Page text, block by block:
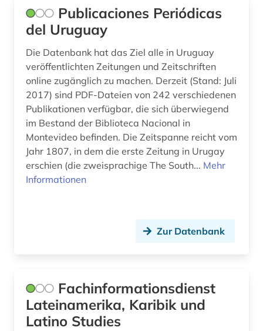
panama (4)
panamakanal (1)
papiamento (1)
paraguay (1)
paz estenssoro, victor | politiker (1)
peru (4)
perón, juan domingo | politiker (1)
portugal (4)
portugiesisch (3)
Publicaciones Periódicas
del Uruguay
Die Datenbank hat das Ziel alle in Uruguay
veröffentlichten Zeitungen und Zeitschriften
online zugänglich zu machen. Derzeit (Stand: Juli
2017) sind PDF-Dateien von 242 verschiedenen
Publikationen verfügbar, die sich überwiegend
im Bestand der Biblioteca Nacional in
Montevideo befinden. Die Zeitspanne reicht vom
Jahr 1807, in dem die erste Zeitung in Urugay
erschien (die zweisprachige The South... Mehr
Informationen
Zur Datenbank
Fachinformationsdienst
Lateinamerika, Karibik und
Latino Studies